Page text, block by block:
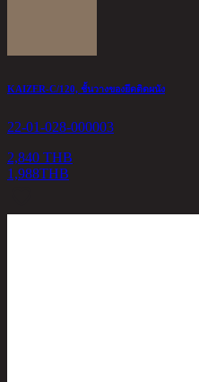
KAIZER-C/120, ชั้นวางของยึดติดผนัง
22-01-028-000003
2,840 THB
1,988THB